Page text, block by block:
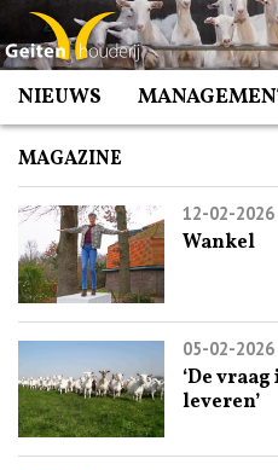
Spring
naar
inhoud
NIEUWS
MAGAZINE
12-02-2026
Wankel
05-02-2026
‘De
leveren’